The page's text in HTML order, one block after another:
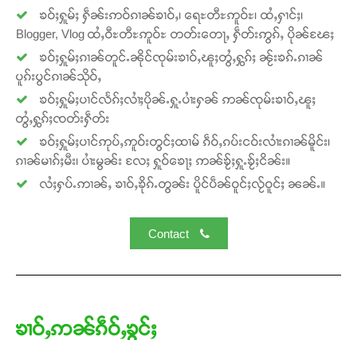
ၶဝ်ႈႁူမ်ႈ ႁဵၼ်းဢဝ်ၵၢၼ်ၶၢဝ်ႇ၊ ရေႊတီႊဢူဝ်ႊ၊ ထႆႇႁၢင်ႈ၊
Blogger, Vlog ထႆႇဝီႊတီႊဢူဝ်ႊ တတ်းတေႃႇ ႁဵတ်းဢွၵ်ႇ ပိုၼ်ၽႄႈ
ၶဝ်ႈႁူမ်ႈၵၢၼ်တူင်ႉၼိုင်ၸုမ်းၶၢဝ်ႇၽူႈတွႆႇႁွၵ်ႈ ၼႂ်းၶၵ်ႉၵၢၼ်
ပူၵ်းပွင်ၵၢၼ်သိုဝ်ႇ
ၶဝ်ႈႁူမ်ႈပၢင်လႅၵ်ႈလၢႆႈပိုၼ်ႉႁူႉပၢႆးႁၼ် ဢၼ်ၸုမ်းၶၢဝ်ႇၽူႈ
တွႆႇႁွၵ်ႈၸတ်းႁဵတ်း
ၶဝ်ႈႁူမ်ႈပၢင်ဢုပ်ႇဢူဝ်းတွင်ႈထၢမ် ၵဵဝ်ႇၵပ်းငဝ်းလၢႆးၵၢၼ်မိူင်း၊
ၵၢၼ်မၢၵ်ႈမီး၊ ပၢႆးမွၼ်း လႄႈ ႁူဝ်ၶေႃႈ ဢၼ်ၶႂ်ႈႁူႉၶႂ်ႈငိၼ်း။
လႆႈႁပ်ႉဢၢၼ်ႇ ၶၢဝ်ႇၶိုၵ်ႉတွၼ်း ပိူင်ပဵၼ်ဝူင်ႈလႂ်ဝူင်ႈ ၼၼ်ႉ။
Contact
ၶၢဝ်ႇဢၼ်ၵဵဝ်ႇၶွင်ႈ